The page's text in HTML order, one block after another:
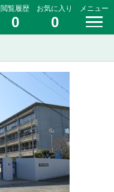
閲覧履歴
0
お気に入り
0
メニュー